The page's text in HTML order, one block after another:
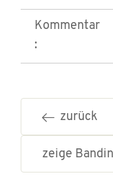
Kommentar
:
zurück
zeige